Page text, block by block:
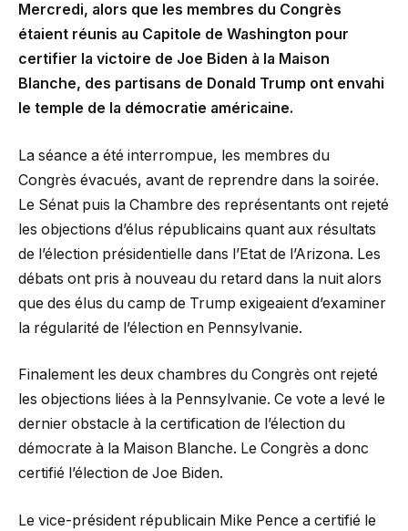
Mercredi, alors que les membres du Congrès
étaient réunis au Capitole de Washington pour
certifier la victoire de Joe Biden à la Maison
Blanche, des partisans de Donald Trump ont envahi
le temple de la démocratie américaine.
La séance a été interrompue, les membres du
Congrès évacués, avant de reprendre dans la soirée.
Le Sénat puis la Chambre des représentants ont rejeté
les objections d’élus républicains quant aux résultats
de l’élection présidentielle dans l’Etat de l’Arizona. Les
débats ont pris à nouveau du retard dans la nuit alors
que des élus du camp de Trump exigeaient d’examiner
la régularité de l’élection en Pennsylvanie.
Finalement les deux chambres du Congrès ont rejeté
les objections liées à la Pennsylvanie. Ce vote a levé le
dernier obstacle à la certification de l’élection du
démocrate à la Maison Blanche. Le Congrès a donc
certifié l’élection de Joe Biden.
Le vice-président républicain Mike Pence a certifié le